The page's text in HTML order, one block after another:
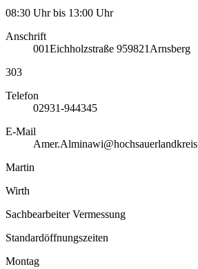
08:30 Uhr bis 13:00 Uhr
Anschrift
001Eichholzstraße 959821 Arnsberg
303
Telefon
02931-944345
E-Mail
Martin
Wirth
Sachbearbeiter Vermessung
Standardöffnungszeiten
Montag